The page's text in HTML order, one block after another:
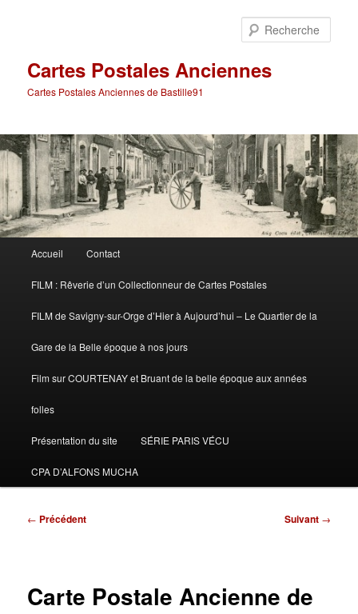
Cartes Postales Anciennes
Cartes Postales Anciennes de Bastille91
principal
Accueil Contact
FILM : Rêverie d’un Collectionneur de Cartes Postales
FILM de Savigny-sur-Orge d’Hier à Aujourd’hui – Le Quartier de la
Gare de la Belle époque à nos jours
Film sur COURTENAY et Bruant de la belle époque aux années
folles
Présentation du site SÉRIE PARIS VÉCU
CPA D’ALFONS MUCHA
Navigation
← Précédent Suivant →
Carte Postale Ancienne de